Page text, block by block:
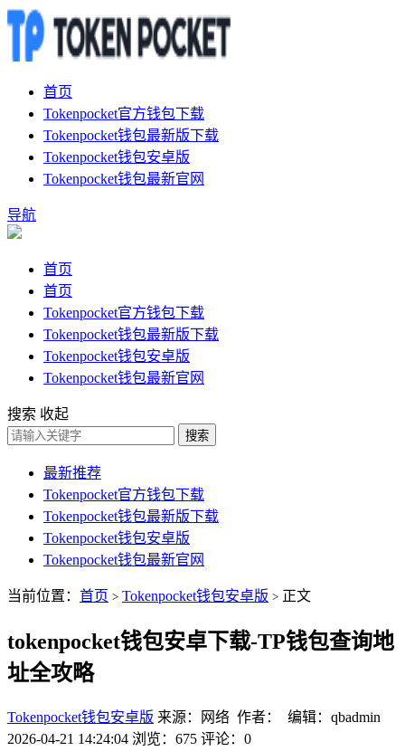
首页
Tokenpocket官方钱包下载
Tokenpocket钱包最新版下载
Tokenpocket钱包安卓版
Tokenpocket钱包最新官网
导航
首页
首页
Tokenpocket官方钱包下载
Tokenpocket钱包最新版下载
Tokenpocket钱包安卓版
Tokenpocket钱包最新官网
搜索 收起
搜索
最新推荐
Tokenpocket官方钱包下载
Tokenpocket钱包最新版下载
Tokenpocket钱包安卓版
Tokenpocket钱包最新官网
当前位置： 首页 > Tokenpocket钱包安卓版 > 正文
tokenpocket钱包安卓下载-TP钱包查询地
址全攻略
Tokenpocket钱包安卓版 来源：网络 作者： 编辑：qbadmin
2026-04-21 14:24:04 浏览：675 评论：0